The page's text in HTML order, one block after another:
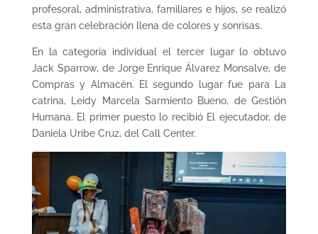
profesoral, administrativa, familiares e hijos, se realizó
esta gran celebración llena de colores y sonrisas.
En la categoría individual el tercer lugar lo obtuvo
Jack Sparrow, de Jorge Enrique Álvarez Monsalve, de
Compras y Almacén. El segundo lugar fue para La
catrina, Leidy Marcela Sarmiento Bueno, de Gestión
Humana. El primer puesto lo recibió El ejecutador, de
Daniela Uribe Cruz, del Call Center.